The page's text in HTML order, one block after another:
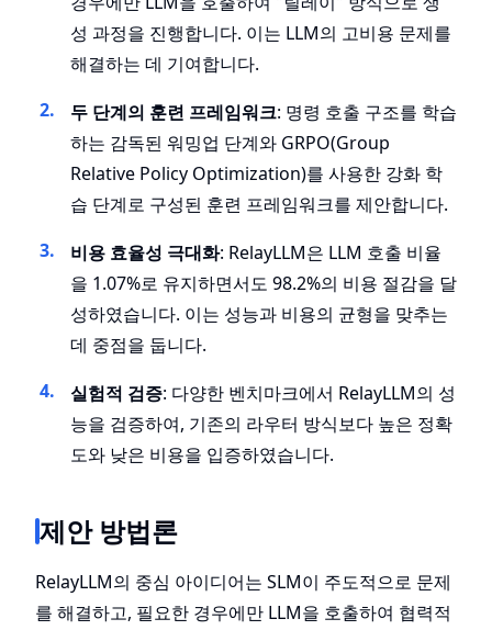
성 과정을 진행합니다. 이는 LLM의 고비용 문제를
해결하는 데 기여합니다.
두 단계의 훈련 프레임워크: 명령 호출 구조를 학습
하는 감독된 워밍업 단계와 GRPO(Group
Relative Policy Optimization)를 사용한 강화 학
습 단계로 구성된 훈련 프레임워크를 제안합니다.
비용 효율성 극대화: RelayLLM은 LLM 호출 비율
을 1.07%로 유지하면서도 98.2%의 비용 절감을 달
성하였습니다. 이는 성능과 비용의 균형을 맞추는
데 중점을 둡니다.
실험적 검증: 다양한 벤치마크에서 RelayLLM의 성
능을 검증하여, 기존의 라우터 방식보다 높은 정확
도와 낮은 비용을 입증하였습니다.
제안 방법론
RelayLLM의 중심 아이디어는 SLM이 주도적으로 문제
를 해결하고, 필요한 경우에만 LLM을 호출하여 협력적